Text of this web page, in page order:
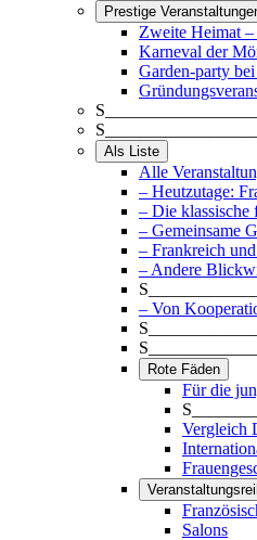
Prestige
Zweite Heimat –
Karneval der
Garden-party
Als Liste
Alle
– Heutzutage:
– Die klassische
– Gemeinsame
– Frankreich
– Andere
– Von
Rote Fäden
Für die
Vergleich
Salons